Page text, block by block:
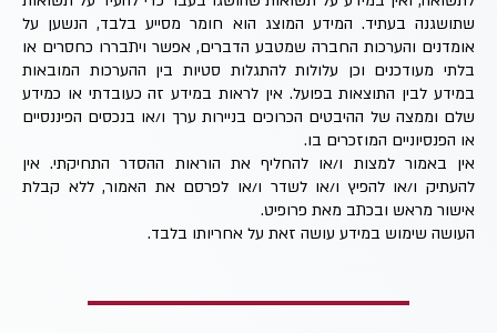
שתושגנה בעתיד. המידע המוצג הוא חומר מסייע בלבד, הנשען על
אומדנים והערכות החברה שמטבע הדברים, אפשר ויתבררו כחסרים או
בלתי מעודכנים וכן עלולות להתגלות סטיות בין ההערכות המובאות
במידע לבין התוצאות בפועל. אין לראות במידע זה כעובדתי או כמידע
שלם וממצה של ההיבטים הכרוכים בניירות ערך ו/או בנכסים הפיננסיים
או הפנסיוניים המוזכרים בו.
אין באמור למצות ו/או להחליף את הוראות ההסדר התחיקתי. אין
להעתיק ו/או להפיץ ו/או לשדר ו/או לפרסם את האמור, ללא קבלת
אישור מראש ובכתב מאת פרופיט.
העושה שימוש במידע עושה זאת על אחריותו בלבד.